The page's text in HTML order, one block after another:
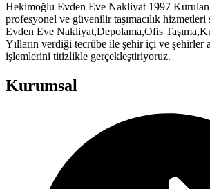
Hekimoğlu Evden Eve Nakliyat 1997 Kurulan
profesyonel ve güvenilir taşımacılık
Evden Eve Nakliyat,Depolama,Ofis
Yılların verdiği tecrübe ile şehir içi ve şehirler
işlemlerini titizlikle gerçekleştiriyoruz.
Kurumsal